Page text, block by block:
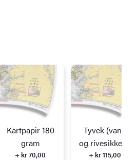
Kartpapir 180
gram
+ kr 70,00
Tyvek (vann
og rivesikkert)
+ kr 115,00